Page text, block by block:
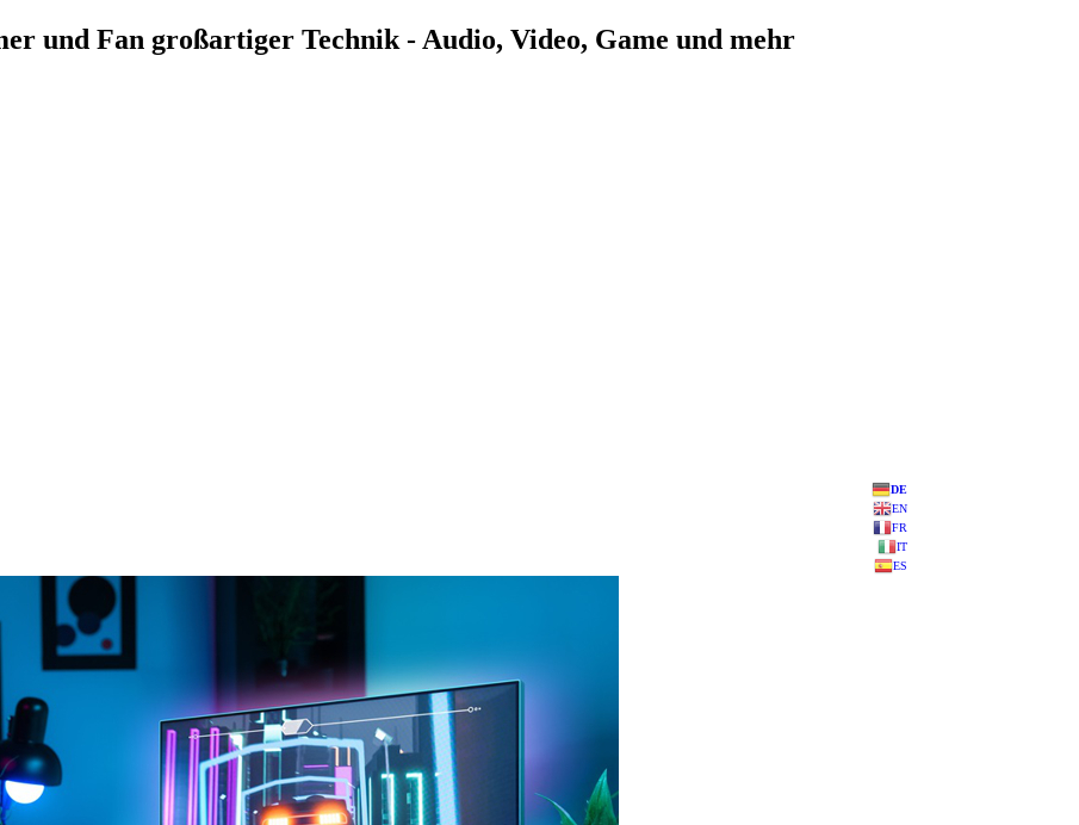
und Fan großartiger Technik - Audio, Video, Game und mehr
DE
EN
FR
IT
ES